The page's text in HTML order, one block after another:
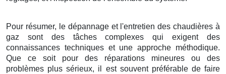
Pour résumer, le dépannage et l'entretien des chaudières à
gaz sont des tâches complexes qui exigent des
connaissances techniques et une approche méthodique.
Que ce soit pour des réparations mineures ou des
problèmes plus sérieux, il est souvent préférable de faire